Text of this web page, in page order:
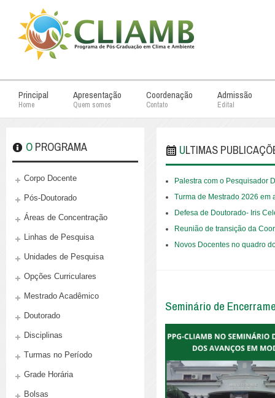
Principal
Home
Apresentação
Quem somos
Coordenação
Contato
Admissão
Edital
ULTIMAS
Palestra com o Pesquisador
Turma de Mestrado 2026
Defesa de Doutorado- Iris
Reunião de transição da
Novos Docentes no quadro
Seminário de
O PROGRAMA
Corpo Docente
Pós-Doutorado
Áreas de Concentração
Linhas de Pesquisa
Unidades de Pesquisa
Opções Curriculares
Mestrado Acadêmico
Doutorado
Disciplinas
Turmas no Período
Grade Horária
Bolsas